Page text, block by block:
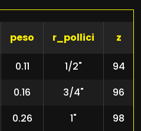
peso r_pollici z
0.11 1/2"
94
0.16 3/4"
96
0.26 1" 98